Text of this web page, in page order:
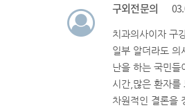
구외전문의
치과의사이자 구
일부 알더라도 의
난을 하는 국민들
시간,많은 환자를
차원적인 결론을